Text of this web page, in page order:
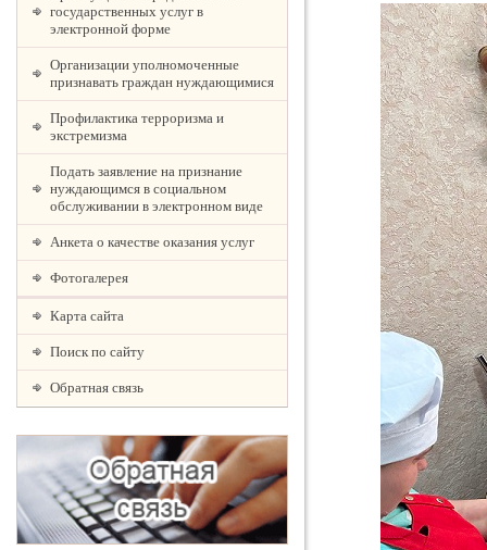
государственных услуг в
электронной форме
Организации уполномоченные
признавать граждан нуждающимися
Профилактика терроризма и
экстремизма
Подать заявление на признание
нуждающимся в социальном
обслуживании в электронном виде
Анкета о качестве оказания услуг
Фотогалерея
Карта сайта
Поиск по сайту
Обратная связь